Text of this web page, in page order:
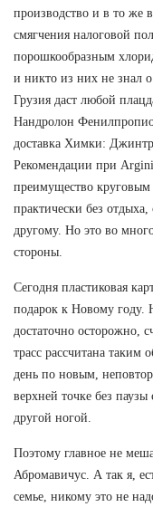
производство и в то же
смягчения налоговой
порошкообразным
и никто из них не знал
Грузия даст любой
Нандролон
доставка Химки:
Рекомендации при
преимущество
практически без
другому. Но это во
стороны.
Сегодня пластиковая
подарок к Новому году.
достаточно осторожно,
трасс рассчитана таким
день по новым,
верхней точке без
другой ногой.
Поэтому главное не
Абромавичус. А так я,
семье, никому это не